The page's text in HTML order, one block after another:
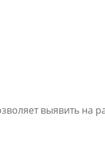
выявить на